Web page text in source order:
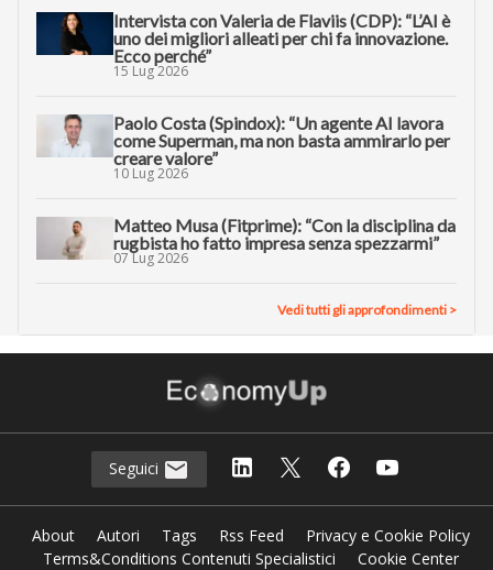
Intervista con Valeria de Flaviis (CDP): “L’AI è
uno dei migliori alleati per chi fa innovazione.
Ecco perché”
15 Lug 2026
Paolo Costa (Spindox): “Un agente AI lavora
come Superman, ma non basta ammirarlo per
creare valore”
10 Lug 2026
Matteo Musa (Fitprime): “Con la disciplina da
rugbista ho fatto impresa senza spezzarmi”
07 Lug 2026
Vedi tutti gli approfondimenti >
Seguici
About Autori Tags Rss Feed
Privacy e Cookie Policy
Terms&Conditions Contenuti Specialistici
Cookie Center